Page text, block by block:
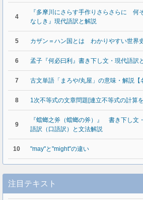
4
『多摩川にさらす手作りさらさらに 何
なしき』現代語訳と解説
5 カザン＝ハン国とは わかりやすい世界
6 孟子『何必曰利』書き下し文・現代語訳
7 古文単語「まろや/丸屋」の意味・解説【
8 1次不等式の文章問題[連立不等式の計算
9
『蟷螂之斧（蟷螂の斧）』 書き下し文
語訳（口語訳）と文法解説
10 "may"と"might"の違い
注目テキスト